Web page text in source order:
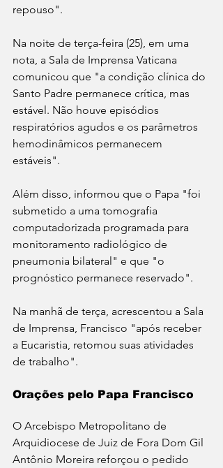
repouso".
Na noite de terça-feira (25), em uma
nota, a Sala de Imprensa Vaticana
comunicou que "a condição clínica do
Santo Padre permanece crítica, mas
estável. Não houve episódios
respiratórios agudos e os parâmetros
hemodinâmicos permanecem
estáveis".
Além disso, informou que o Papa "foi
submetido a uma tomografia
computadorizada programada para
monitoramento radiológico de
pneumonia bilateral" e que "o
prognóstico permanece reservado".
Na manhã de terça, acrescentou a Sala
de Imprensa, Francisco "após receber
a Eucaristia, retomou suas atividades
de trabalho".
Orações pelo Papa Francisco
O Arcebispo Metropolitano de
Arquidiocese de Juiz de Fora Dom Gil
Antônio Moreira reforçou o pedido